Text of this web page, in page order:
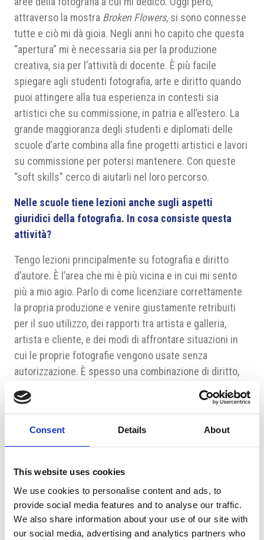
Consent Details About
This website uses cookies
We use cookies to personalise content and ads, to
provide social media features and to analyse our traffic.
We also share information about your use of our site with
our social media, advertising and analytics partners who
attraverso la mostra Broken Flowers, si sono connesse
tutte e ciò mi dà gioia. Negli anni ho capito che questa
“apertura” mi è necessaria sia per la produzione
creativa, sia per l’attività di docente. È più facile
spiegare agli studenti fotografia, arte e diritto quando
puoi attingere alla tua esperienza in contesti sia
artistici che su commissione, in patria e all’estero. La
grande maggioranza degli studenti e diplomati delle
scuole d’arte combina alla fine progetti artistici e lavori
su commissione per potersi mantenere. Con queste
“soft skills” cerco di aiutarli nel loro percorso.
Nelle scuole tiene lezioni anche sugli aspetti
giuridici della fotografia. In cosa consiste questa
attività?
Tengo lezioni principalmente su fotografia e diritto
d’autore. È l’area che mi è più vicina e in cui mi sento
più a mio agio. Parlo di come licenziare correttamente
la propria produzione e venire giustamente retribuiti
per il suo utilizzo, dei rapporti tra artista e galleria,
artista e cliente, e dei modi di affrontare situazioni in
cui le proprie fotografie vengono usate senza
autorizzazione. È spesso una combinazione di diritto,
arte, psicologia e negoziazione tattica. All’interno
dell’organizzazione non profit Fair Art, che ho co-
un’attività educativa più ampia nel campo della
proprietà intellettuale, inclusi anche i diritti di proprietà
industriale. Non solo nelle scuole, ma anche in
Organizziamo conferenze gratuite per il pubblico,
pubblichiamo contenuti e, nei limiti delle nostre
possibilità, cerchiamo di aiutare giuridicamente la